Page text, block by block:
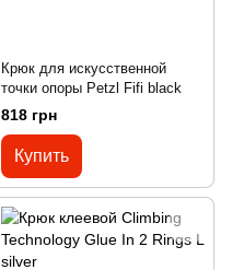
Крюк для искусственной
точки опоры Petzl Fifi black
818 грн
Купить